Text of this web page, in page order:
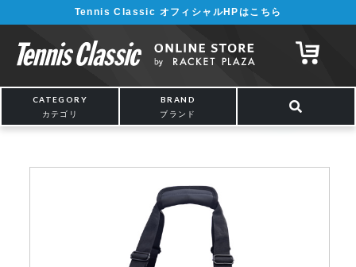
¥5,000以上の購入で送料無料!! 詳しくは こちら
Tennis Classic オフィシャルHPはこちら
CATEGORY
カテゴリ
BRAND
ブランド